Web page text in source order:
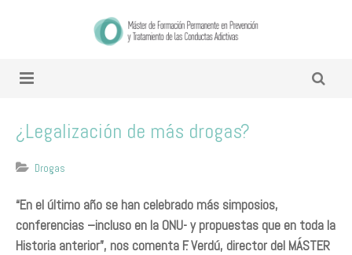
¿Legalización de más drogas?
Drogas
​“En el último año se han celebrado más simposios,
conferencias –incluso en la ONU- y propuestas que en toda la
Historia anterior”, nos comenta F. Verdú, director del MÁSTER